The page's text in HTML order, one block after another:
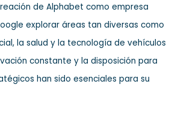
de Alphabet como empresa
explorar áreas tan diversas como
la salud y la tecnología de vehículos
constante y la disposición para
han sido esenciales para su